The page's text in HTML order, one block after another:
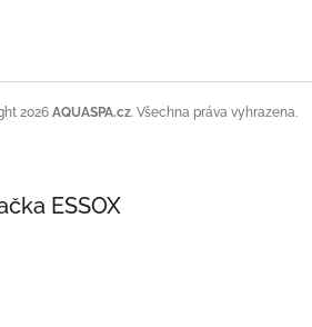
2026 AQUASPA.cz. Všechna práva vyhrazena.
ESSOX